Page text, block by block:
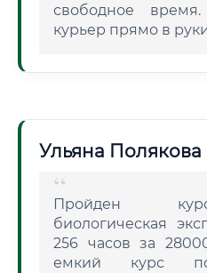
свободное
курьер прямо в
Ульяна Полякова
Пройден
биологическая
256 часов за
емкий курс по